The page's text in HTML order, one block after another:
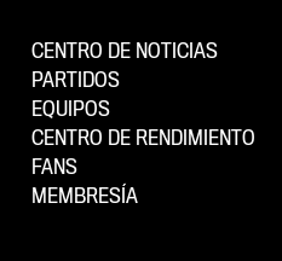
CENTRO DE NOTICIAS
PARTIDOS
EQUIPOS
CENTRO DE RENDIMIENTO
FANS
MEMBRESÍA